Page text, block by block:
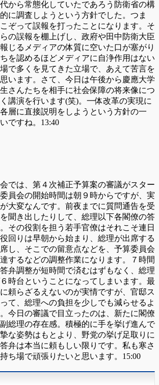
から常態化していたであろう防衛省の構
に調査しようという方針でした。つま
ぞって誤報を打ったことになります。そ
の誤報を棚上げし、政府や田中防衛大臣
じるメディアの体質に空いた口が塞がり
を認めるほどメディアに自浄作用はない
で多くを見てきた立場で、あえて苦言を
います。さて、今日は午後から慶應大学
さんたちを相手に社会保障の将来像につ
講演を行います(笑)。一体改革の実現に
層に直接説明をしようという方針の一
ですね。13:40
では、第４次補正予算案の審議がスター
員会の開始時間は朝９時からですが、実
大変なんです。前夜までに質問通告を受
聞き出したりして、総理以下各閣僚の答
その役割を担う若手官僚はそれこそ連日
回りは早朝から始まり、総理が出席する
し、そこでの留意点などを、予算委員会
するなどの調整作業になります。７時間
弁調整が短時間で済むはずもなく、総理
時台ということになってしまいます。最
頼らざるえないのが実情ですが、官邸ス
て、総理への負担を少しでも減らせるよ
今日の審議で目立ったのは、新たに閣僚
総理の存在感。積極的に手を挙げ進んで
な姿勢はもとより、野党の挙げ足取りに
弁は本当に頼もしい限りです。私も寒さ
ち場で頑張りたいと思います。15:00